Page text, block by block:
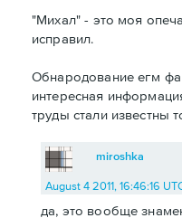
"Михал" - это моя
исправил.
Обнародование егм
интересная
труды стали известны
miroshka
August 4 2011, 16:46:16
да, это вообще